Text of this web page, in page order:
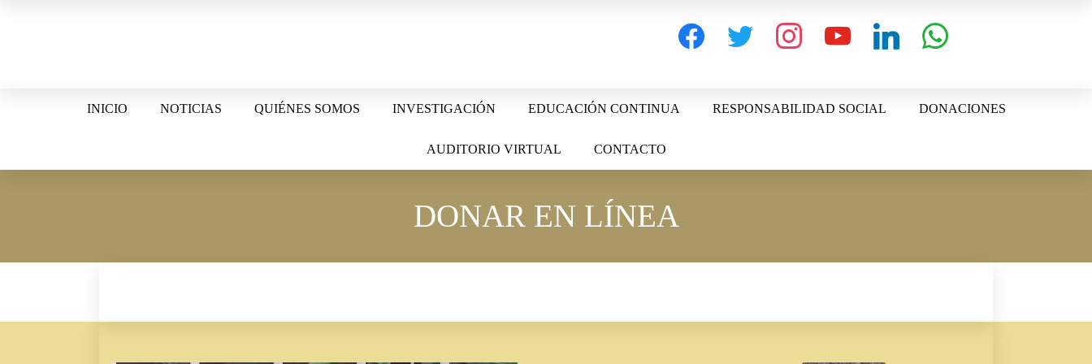
facebook twitter instagram youtube linkedin whatsapp
INICIO NOTICIAS QUIÉNES SOMOS INVESTIGACIÓN EDUCACIÓN CONTINUA RESPONSABILIDAD SOCIAL DONACIONES
AUDITORIO VIRTUAL CONTACTO
DONAR EN LÍNEA